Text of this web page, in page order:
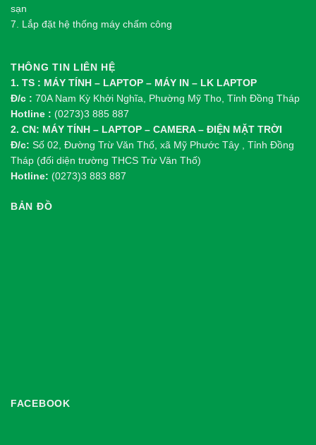
sạn
7. Lắp đặt hệ thống máy chấm công
THÔNG TIN LIÊN HỆ
1. TS : MÁY TÍNH – LAPTOP – MÁY IN – LK LAPTOP
Đ/c : 70A Nam Kỳ Khởi Nghĩa, Phường Mỹ Tho, Tỉnh Đồng Tháp
Hotline : (0273)3 885 887
2. CN: MÁY TÍNH – LAPTOP – CAMERA – ĐIỆN MẶT TRỜI
Đ/c: Số 02, Đường Trừ Văn Thố, xã Mỹ Phước Tây , Tỉnh Đồng
Tháp (đối diện trường THCS Trừ Văn Thố)
Hotline: (0273)3 883 887
BẢN ĐỒ
FACEBOOK